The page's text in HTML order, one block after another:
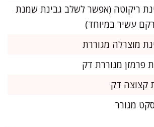
גבינת ריקוטה (אפשר לשלב גבינת שמנת
עשיר במיוחד)
מגורר